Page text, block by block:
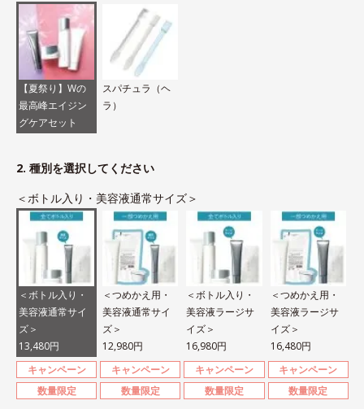
【夏祭り】Wの
最高峰エイジン
グケアセット
スパチュラ（ヘ
ラ）
2. 種別を選択してください
＜ボトル入り・美容液通常サイズ＞
＜ボトル入り・
美容液通常サイ
ズ＞
13,480円
キャンペーン
数量限定
＜つめかえ用・
美容液通常サイ
ズ＞
12,980円
キャンペーン
数量限定
＜ボトル入り・
美容液ラージサ
イズ＞
16,980円
キャンペーン
数量限定
＜つめかえ用・
美容液ラージサ
イズ＞
16,480円
キャンペーン
数量限定